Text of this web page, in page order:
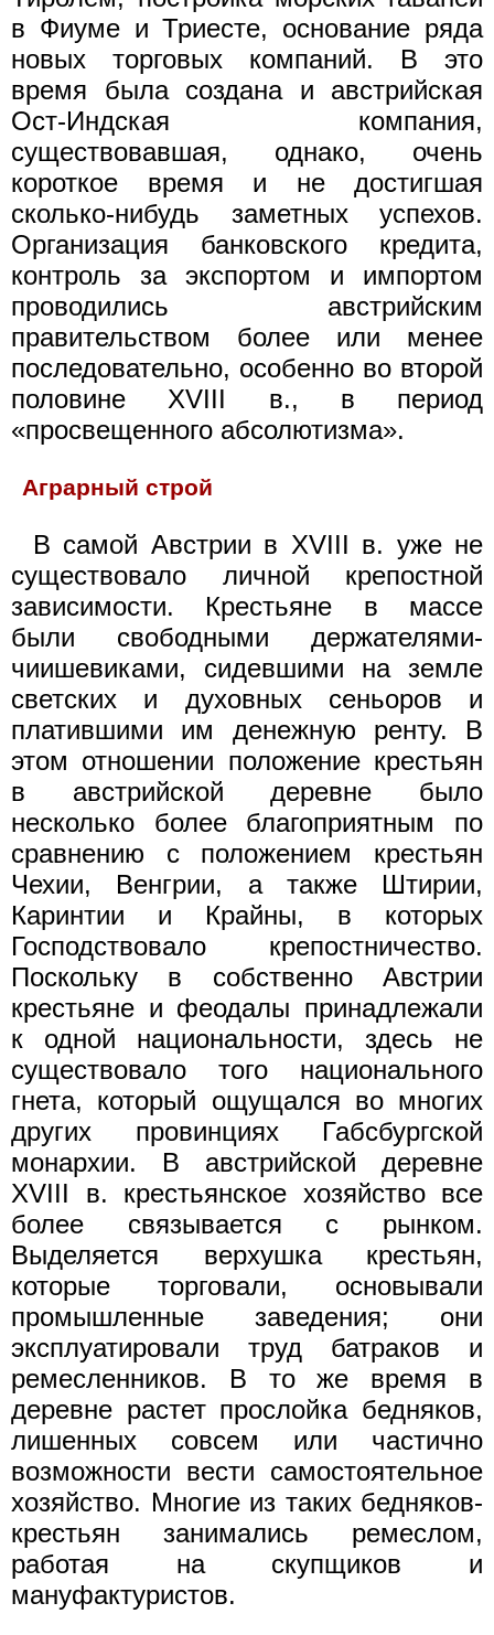
в Фиуме и Триесте, основание ряда
новых торговых компаний. В это
время была создана и австрийская
Ост-Индская компания,
существовавшая, однако, очень
короткое время и не достигшая
сколько-нибудь заметных успехов.
Организация банковского кредита,
контроль за экспортом и импортом
проводились австрийским
правительством более или менее
последовательно, особенно во второй
половине XVIII в., в период
«просвещенного абсолютизма».
Аграрный строй
В самой Австрии в XVIII в. уже не
существовало личной крепостной
зависимости. Крестьяне в массе
были свободными держателями-
чиишевиками, сидевшими на земле
светских и духовных сеньоров и
платившими им денежную ренту. В
этом отношении положение крестьян
в австрийской деревне было
несколько более благоприятным по
сравнению с положением крестьян
Чехии, Венгрии, а также Штирии,
Каринтии и Крайны, в которых
Господствовало крепостничество.
Поскольку в собственно Австрии
крестьяне и феодалы принадлежали
к одной национальности, здесь не
существовало того национального
гнета, который ощущался во многих
других провинциях Габсбургской
монархии. В австрийской деревне
XVIII в. крестьянское хозяйство все
более связывается с рынком.
Выделяется верхушка крестьян,
которые торговали, основывали
промышленные заведения; они
эксплуатировали труд батраков и
ремесленников. В то же время в
деревне растет прослойка бедняков,
лишенных совсем или частично
возможности вести самостоятельное
хозяйство. Многие из таких бедняков-
крестьян занимались ремеслом,
работая на скупщиков и
мануфактуристов.